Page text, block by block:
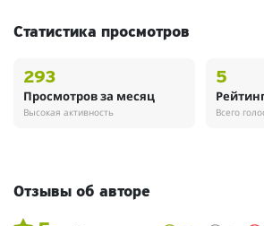
Статистика просмотров
293
Просмотров за месяц
Высокая активность
5
Всего
Отзывы об авторе